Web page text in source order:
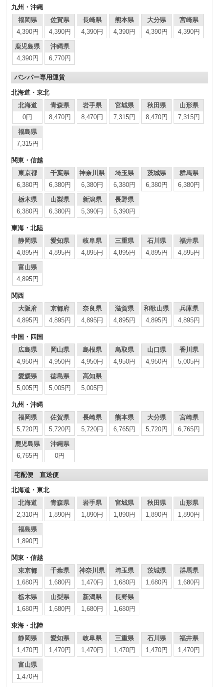
九州・沖縄
福岡県
4,390円
佐賀県
4,390円
長崎県
4,390円
熊本県
4,390円
大分県
4,390円
宮崎県
4,390円
鹿児島県
4,390円
沖縄県
6,770円
バンパー専用運賃
北海道・東北
北海道
0円
青森県
8,470円
岩手県
8,470円
宮城県
7,315円
秋田県
8,470円
山形県
7,315円
福島県
7,315円
関東・信越
東京都
6,380円
千葉県
6,380円
神奈川県
6,380円
埼玉県
6,380円
茨城県
6,380円
群馬県
6,380円
栃木県
6,380円
山梨県
6,380円
新潟県
5,390円
長野県
5,390円
東海・北陸
静岡県
4,895円
愛知県
4,895円
岐阜県
4,895円
三重県
4,895円
石川県
4,895円
福井県
4,895円
富山県
4,895円
関西
大阪府
4,895円
京都府
4,895円
奈良県
4,895円
滋賀県
4,895円
和歌山県
4,895円
兵庫県
4,895円
中国・四国
広島県
4,950円
岡山県
4,950円
島根県
4,950円
鳥取県
4,950円
山口県
4,950円
香川県
5,005円
愛媛県
5,005円
徳島県
5,005円
高知県
5,005円
九州・沖縄
福岡県
5,720円
佐賀県
5,720円
長崎県
5,720円
熊本県
6,765円
大分県
5,720円
宮崎県
6,765円
鹿児島県
6,765円
沖縄県
0円
宅配便 直送便
北海道・東北
北海道
2,310円
青森県
1,890円
岩手県
1,890円
宮城県
1,890円
秋田県
1,890円
山形県
1,890円
福島県
1,890円
関東・信越
東京都
1,680円
千葉県
1,680円
神奈川県
1,470円
埼玉県
1,680円
茨城県
1,680円
群馬県
1,680円
栃木県
1,680円
山梨県
1,680円
新潟県
1,680円
長野県
1,680円
東海・北陸
静岡県
1,470円
愛知県
1,470円
岐阜県
1,470円
三重県
1,470円
石川県
1,470円
福井県
1,470円
富山県
1,470円